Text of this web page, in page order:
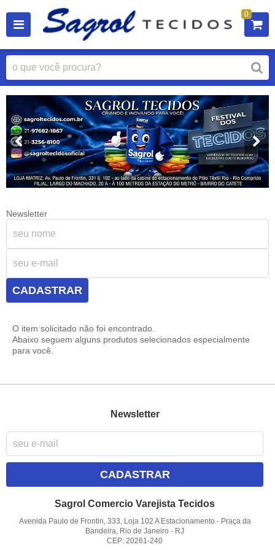
0
Newsletter
CADASTRAR
O item solicitado não foi encontrado.
Abaixo seguem alguns produtos selecionados especialmente
para você.
Newsletter
CADASTRAR
Sagrol Comercio Varejista Tecidos
Avenida Paulo de Frontin, 333, Loja 102 A Estacionamento - Praça da
Bandeira, Rio de Janeiro - RJ
CEP: 20261-240